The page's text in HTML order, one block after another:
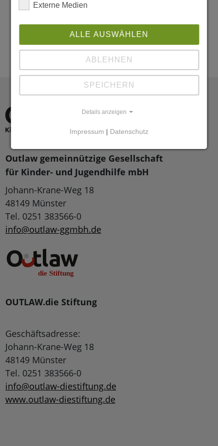
Outlaw gemeinnützige Gesellschaft
für Kinder- und Jugendhilfe mbH
Johann-Krane-Weg 18
48149 Münster
Tel. 0251 383566-0
info@outlaw-ggmbh.de
OUTLAW.die Stiftung
Geschäftsadresse:
Johann-Krane-Weg 18
48149 Münster
Tel. 0251 383566-0
info@outlaw-diestiftung.de
www.outlaw-diestiftung.de
Externe Medien
ALLE AUSWÄHLEN
ABLEHNEN
SPEICHERN
Details anzeigen
Impressum | Datenschutz